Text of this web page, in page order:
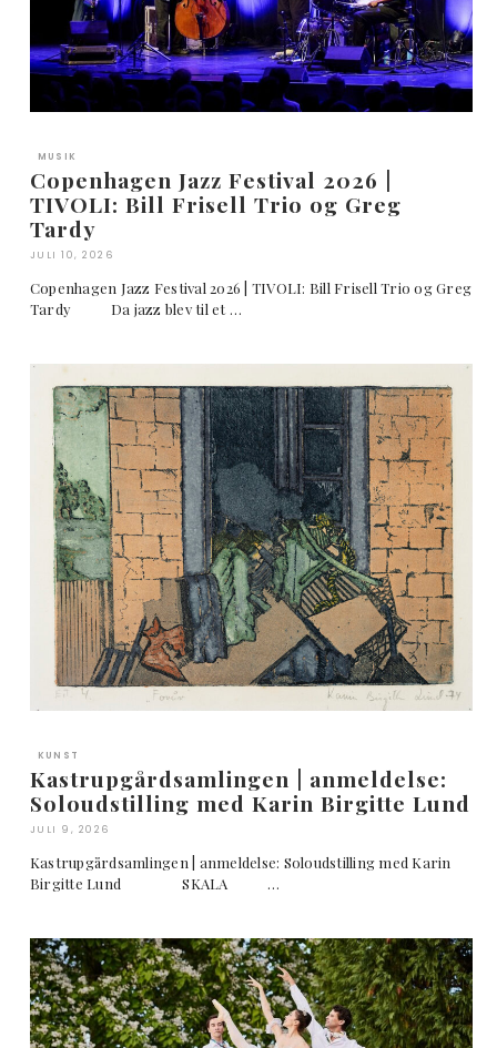
MUSIK
Copenhagen Jazz Festival 2026 |
TIVOLI: Bill Frisell Trio og Greg
Tardy
JULI 10, 2026
Copenhagen Jazz Festival 2026 | TIVOLI: Bill Frisell Trio og Greg
Tardy Da jazz blev til et …
KUNST
Kastrupgårdsamlingen | anmeldelse:
Soloudstilling med Karin Birgitte Lund
JULI 9, 2026
Kastrupgårdsamlingen | anmeldelse: Soloudstilling med Karin
Birgitte Lund SKALA …